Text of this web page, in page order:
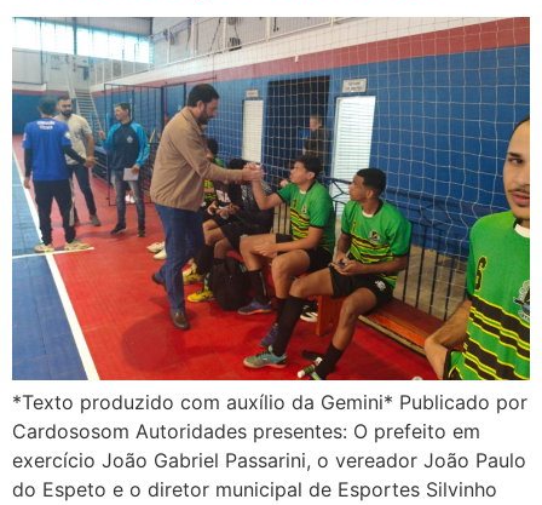
*Texto produzido com auxílio da Gemini* Publicado por
Cardososom Autoridades presentes: O prefeito em
exercício João Gabriel Passarini, o vereador João Paulo
do Espeto e o diretor municipal de Esportes Silvinho